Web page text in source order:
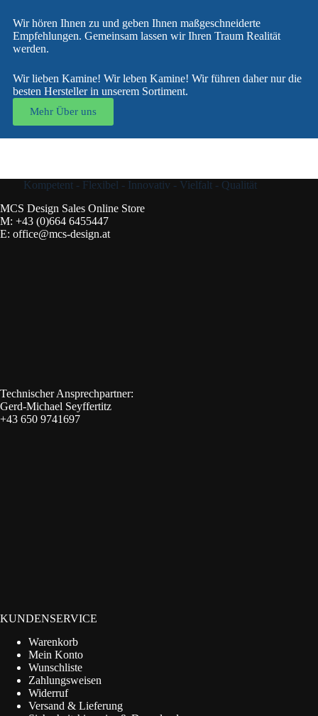
Wir hören Ihnen zu und geben Ihnen maßgeschneiderte
Empfehlungen. Gemeinsam lassen wir Ihren Traum Realität
werden.
Wir lieben Kamine! Wir leben Kamine! Wir führen daher nur die
besten Hersteller in unserem Sortiment.
Mehr Über uns
Kompetent - Flexibel - Innovativ - Vielfalt - Qualität
MCS Design Sales Online Store
M: +43 (0)664 6455447
E: office@mcs-design.at
Technischer Ansprechpartner:
Gerd-Michael Seyffertitz
+43 650 9741697
KUNDENSERVICE
Warenkorb
Mein Konto
Wunschliste
Zahlungsweisen
Widerruf
Versand & Lieferung